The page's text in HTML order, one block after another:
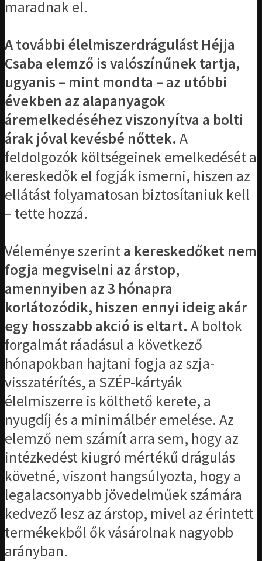
maradnak el.
A további élelmiszerdrágulást Héjja
Csaba elemző is valószínűnek tartja,
ugyanis – mint mondta – az utóbbi
években az alapanyagok
áremelkedéséhez viszonyítva a bolti
árak jóval kevésbé nőttek. A
feldolgozók költségeinek emelkedését a
kereskedők el fogják ismerni, hiszen az
ellátást folyamatosan biztosítaniuk kell
– tette hozzá.
Véleménye szerinta kereskedőket nem
fogja megviselni az árstop,
amennyiben az 3 hónapra
korlátozódik, hiszen ennyi ideig akár
egy hosszabb akció is eltart. A boltok
forgalmát ráadásul a következő
hónapokban hajtani fogja az szja-
visszatérítés, a SZÉP-kártyák
élelmiszerre is költhető kerete, a
nyugdíj és a minimálbér emelése. Az
elemző nem számít arra sem, hogy az
intézkedést kiugró mértékű drágulás
követné, viszont hangsúlyozta, hogy a
legalacsonyabb jövedelműek számára
kedvező lesz az árstop, mivel az érintett
termékekből ők vásárolnak nagyobb
arányban.